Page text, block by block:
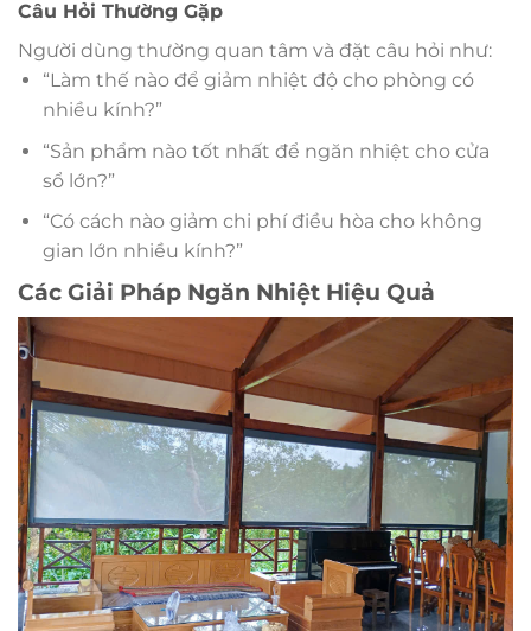
Câu Hỏi Thường Gặp
Người dùng thường quan tâm và đặt câu hỏi như:
“Làm thế nào để giảm nhiệt độ cho phòng có
nhiều kính?”
“Sản phẩm nào tốt nhất để ngăn nhiệt cho cửa
sổ lớn?”
“Có cách nào giảm chi phí điều hòa cho không
gian lớn nhiều kính?”
Các Giải Pháp Ngăn Nhiệt Hiệu Quả